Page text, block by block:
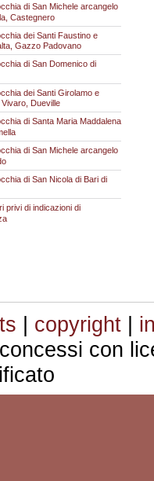
di San Michele arcangelo
Castegnero
dei Santi Faustino e
Gazzo Padovano
di San Domenico di
dei Santi Girolamo e
Vivaro, Dueville
di Santa Maria Maddalena
di San Michele arcangelo
di San Nicola di Bari di
privi di indicazioni di
| copyright |
con